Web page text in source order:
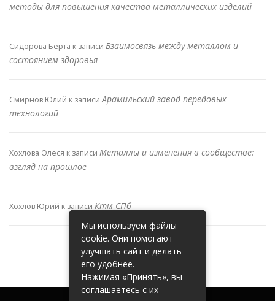
методы для повышения качества металлических изделий
Сидорова Берта к записи Взаимосвязь между металлом и
состоянием здоровья
Смирнов Юлий к записиАрамильский завод передовых
технологий
Хохлова Олеся к записи Металлы и изменения в сообществе:
взгляд на прошлое
Хохлов Юрий к записи Ктм СПб
Мы используем файлы
cookie. Они помогают
улучшать сайт и делать
его удобнее.
Нажимая «Принять», вы
соглашаетесь с их